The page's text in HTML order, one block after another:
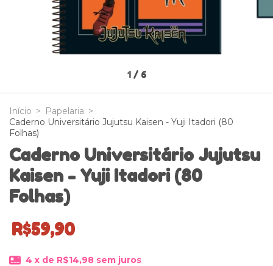
1/ 6
Início > Papelaria >
Caderno Universitário Jujutsu Kaisen - Yuji Itadori (80
Folhas)
Caderno Universitário Jujutsu
Kaisen - Yuji Itadori (80
Folhas)
R$59,90
4 x de R$14,98 sem juros